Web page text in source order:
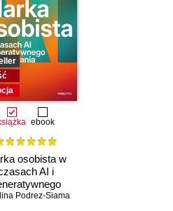
Slater,Peter Roelants
ebook
osobista w
AI i
Podrez-Siama